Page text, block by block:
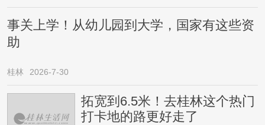
事关上学！从幼儿园到大学，国家有这些资
助
桂林 2026-7-30
拓宽到6.5米！去桂林这个热门
打卡地的路更好走了